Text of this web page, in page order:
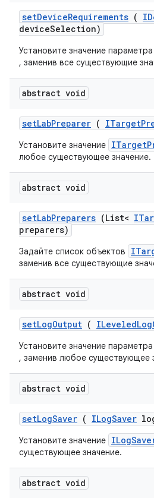
setDeviceRequirements (
deviceSelection)
Установите значение параметра
, заменив все существующие
abstract void
setLabPreparer ( ITarget
Установите значение
любое существующее значение.
abstract void
setLabPreparers (List<
preparers)
Задайте список объектов
заменив все существующие
abstract void
setLogOutput ( ILeveledLog
Установите значение параметра
, заменив любое существующее
abstract void
setLogSaver ( ILogSaver
Установите значение
существующее значение.
abstract void